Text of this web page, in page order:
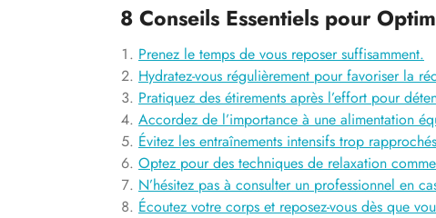
8 Conseils Essentiels pour
Prenez le temps de vous reposer suffisamment.
Hydratez-vous régulièrement pour favoriser la
Pratiquez des étirements après l’effort pour
Accordez de l’importance à une alimentation
Évitez les entraînements intensifs trop
Optez pour des techniques de relaxation
N’hésitez pas à consulter un professionnel en
Écoutez votre corps et reposez-vous dès que